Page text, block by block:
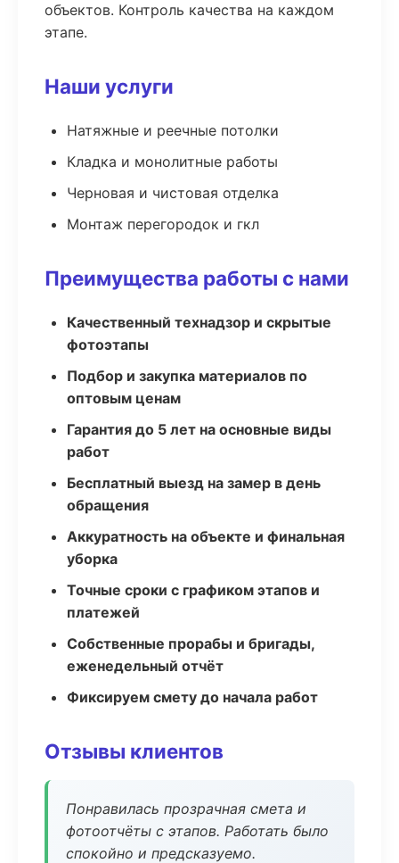
объектов. Контроль качества на каждом
этапе.
Наши услуги
Натяжные и реечные потолки
Кладка и монолитные работы
Черновая и чистовая отделка
Монтаж перегородок и гкл
Преимущества работы с нами
Качественный технадзор и скрытые
фотоэтапы
Подбор и закупка материалов по
оптовым ценам
Гарантия до 5 лет на основные виды
работ
Бесплатный выезд на замер в день
обращения
Аккуратность на объекте и финальная
уборка
Точные сроки с графиком этапов и
платежей
Собственные прорабы и бригады,
еженедельный отчёт
Фиксируем смету до начала работ
Отзывы клиентов
Понравилась прозрачная смета и
фотоотчёты с этапов. Работать было
спокойно и предсказуемо.